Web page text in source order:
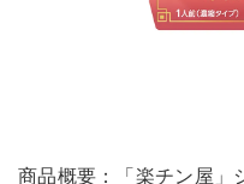
商品概要：「楽チン屋」